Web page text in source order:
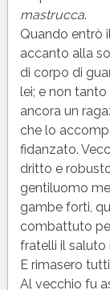
mastrucca.
Quando entrò
accanto alla
di corpo di
lei; e non tanto
ancora un
che lo
fidanzato.
dritto e
gentiluomo
gambe forti,
combattuto
fratelli il saluto
E rimasero
Al vecchio fu